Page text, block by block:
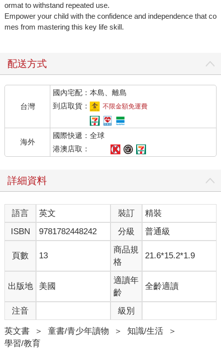
ormat to withstand repeated use.
Empower your child with the confidence and independence that co
mes from mastering this key life skill.
配送方式
台灣
國內宅配：本島、離島
到店取貨：
不限金額免運費
海外
國際快遞：全球
港澳店取：
詳細資料
語言 英文 裝訂
精裝
ISBN
9781782448242 分級 普通級
頁數 13
商品規
格
21.6*15.2*1.9
出版地 美國
適讀年
齡
全齡適讀
注音 級別
英文書 ＞ 童書/青少年讀物 ＞ 知識/生活
＞
學習/教育